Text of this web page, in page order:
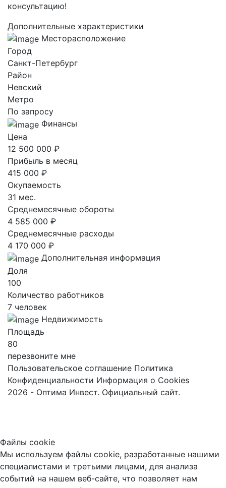
консультацию!
Дополнительные характеристики
Месторасположение
Город
Санкт-Петербург
Район
Невский
Метро
По запросу
Финансы
Цена
12 500 000 ₽
Прибыль в месяц
415 000 ₽
Окупаемость
31 мес.
Среднемесячные обороты
4 585 000 ₽
Среднемесячные расходы
4 170 000 ₽
Дополнительная информация
Доля
100
Количество работников
7 человек
Недвижимость
Площадь
80
перезвоните мне
Пользовательское соглашение Политика
Конфиденциальности Информация о Cookies
2026 - Оптима Инвест. Официальный сайт.
Файлы cookie
Мы используем файлы cookie, разработанные нашими
специалистами и третьими лицами, для анализа
событий на нашем веб-сайте, что позволяет нам